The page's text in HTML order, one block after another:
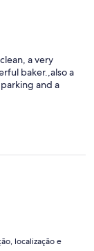
a very
baker.,also a
and a
localização e